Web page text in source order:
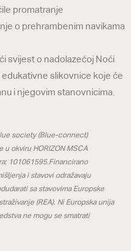
promatranje
o prehrambenim navikama
svijest o nadolazećoj Noći
slikovnice koje će
i njegovim stanovnicima.
society (Blue-connect)
okviru HORIZON MSCA
101061595.Financirano
i stavovi odražavaju
sa stavovima Europske
(REA). Ni Europska unija
ne mogu se smatrati